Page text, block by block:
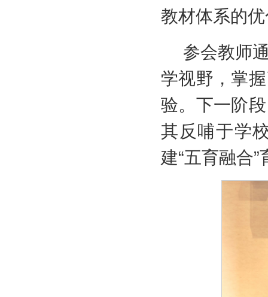
教材体系的
参会教师
学视野，掌
验。下一阶
其反哺于学
建“五育融合